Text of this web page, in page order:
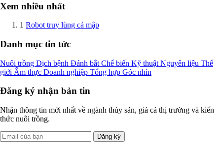
Xem nhiều nhất
1 Robot truy lùng cá mập
Danh mục tin tức
Nuôi trồng Dịch bệnh Đánh bắt Chế biến Kỹ thuật Nguyên liệu Thế
giới Ẩm thực Doanh nghiệp Tổng hợp Góc nhìn
Đăng ký nhận bản tin
Nhận thông tin mới nhất về ngành thủy sản, giá cả thị trường và kiến
thức nuôi trồng.
Đăng ký